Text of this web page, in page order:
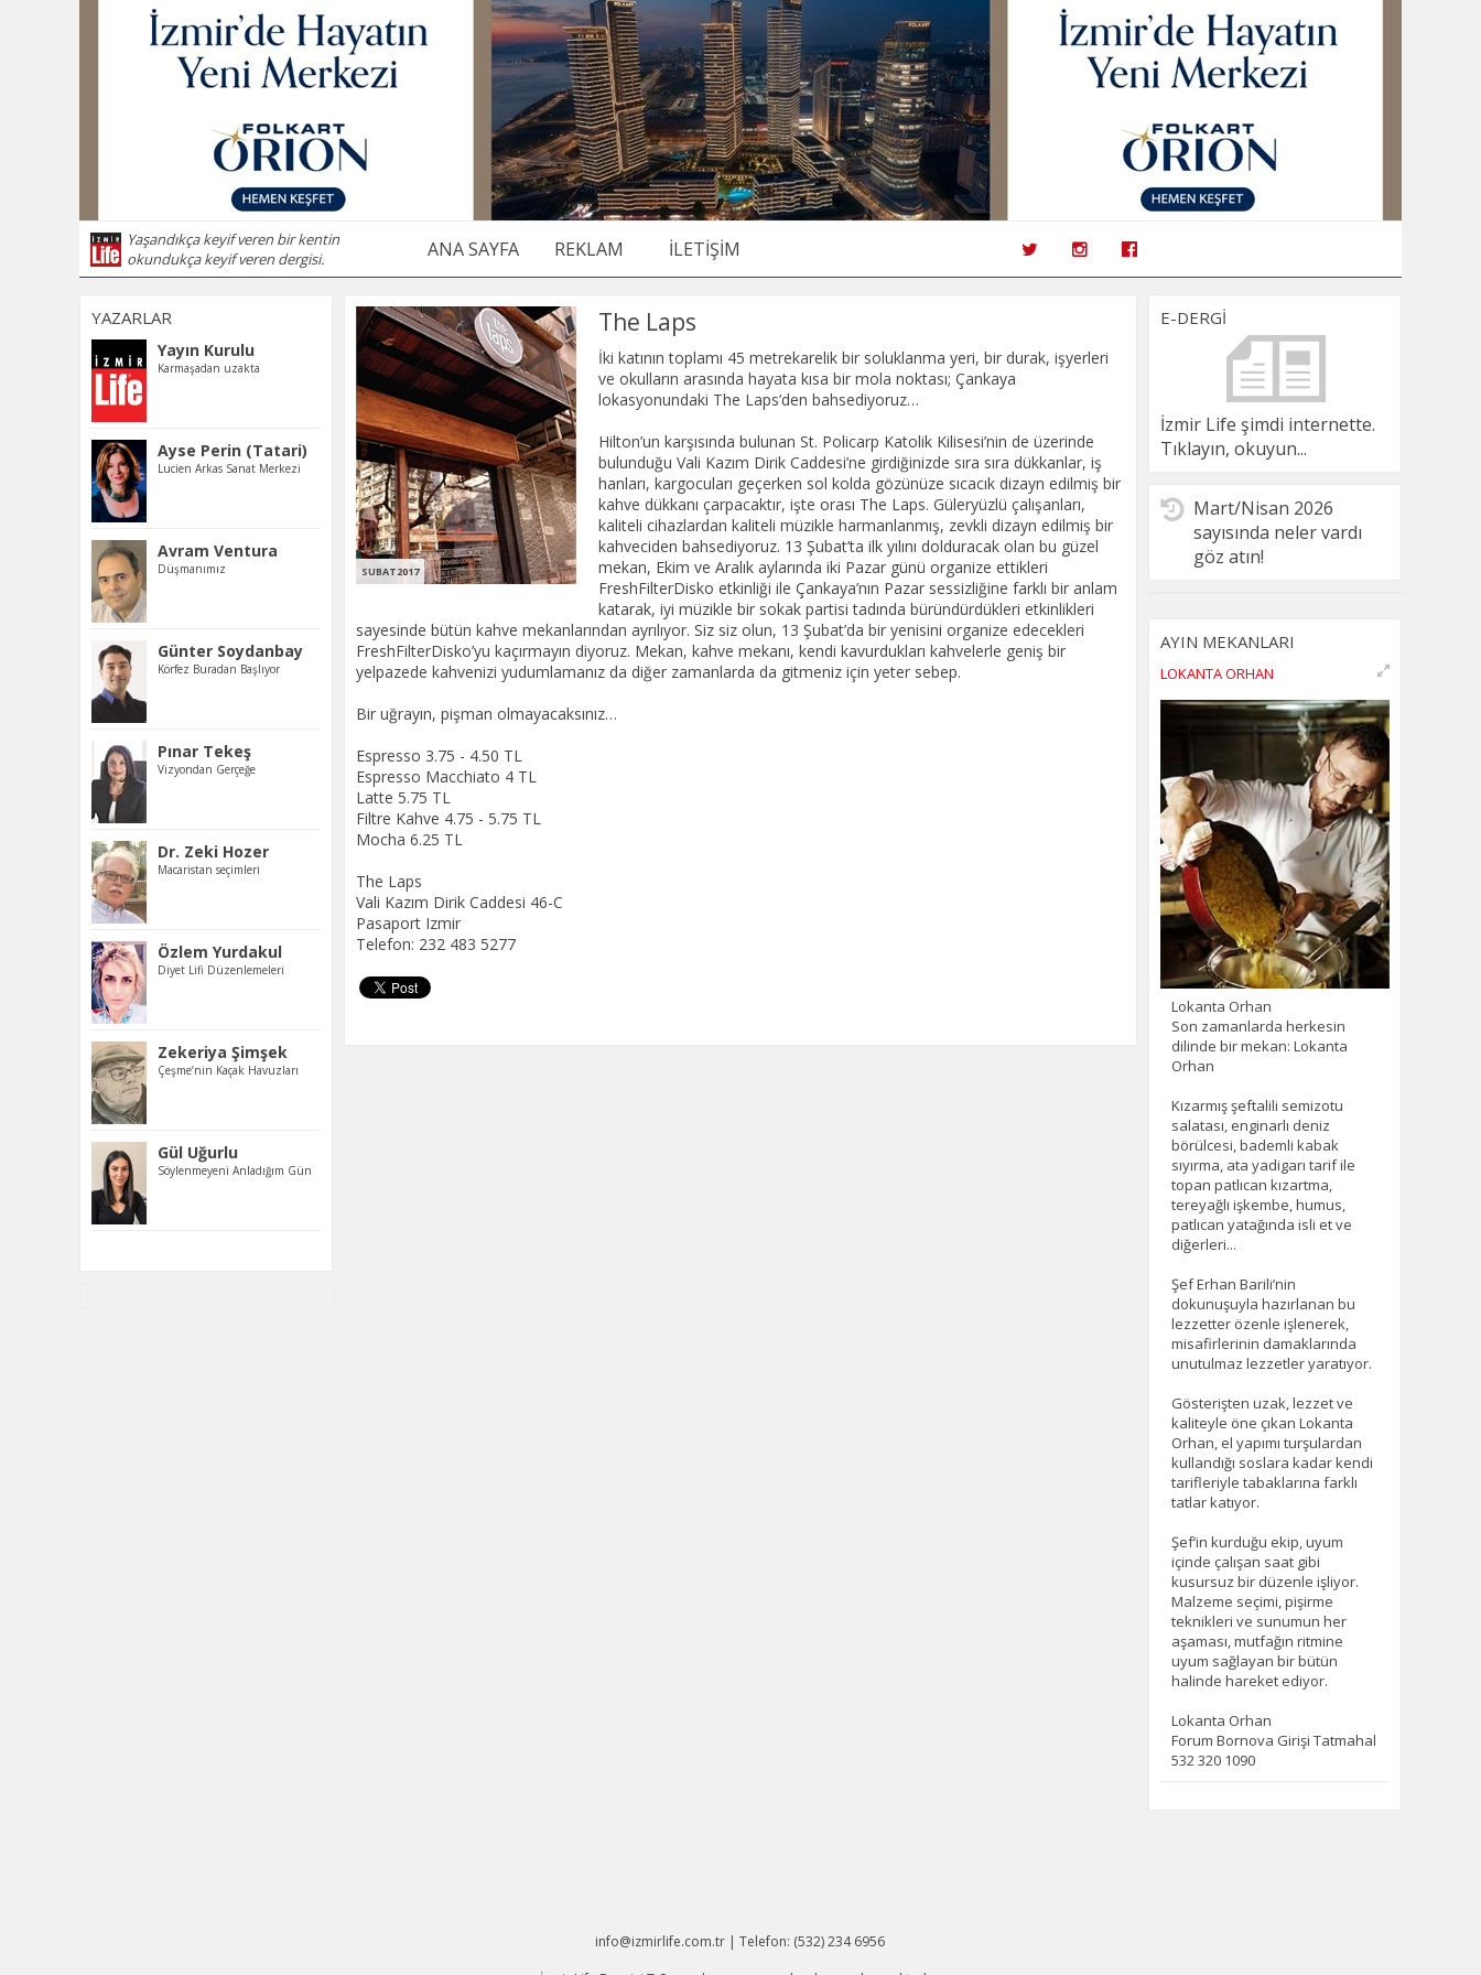
Yaşandıkça keyif veren bir kentin
okundukça keyif veren dergisi.
ANA SAYFA REKLAM İLETİŞİM
YAZARLAR
Yayın Kurulu
Karmaşadan uzakta
Ayse Perin (Tatari)
Lucien Arkas Sanat Merkezi
Avram Ventura
Düşmanımız
Günter Soydanbay
Körfez Buradan Başlıyor
Pınar Tekeş
Vizyondan Gerçeğe
Dr. Zeki Hozer
Macaristan seçimleri
Özlem Yurdakul
Diyet Lifi Düzenlemeleri
Zekeriya Şimşek
Çeşme’nin Kaçak Havuzları
Gül Uğurlu
Söylenmeyeni Anladığım Gün
SUBAT2017
The Laps
İki katının toplamı 45 metrekarelik bir soluklanma yeri, bir durak, işyerleri
ve okulların arasında hayata kısa bir mola noktası; Çankaya
lokasyonundaki The Laps’den bahsediyoruz…
Hilton’un karşısında bulunan St. Policarp Katolik Kilisesi’nin de üzerinde
bulunduğu Vali Kazım Dirik Caddesi’ne girdiğinizde sıra sıra dükkanlar, iş
hanları, kargocuları geçerken sol kolda gözünüze sıcacık dizayn edilmiş bir
kahve dükkanı çarpacaktır, işte orası The Laps. Güleryüzlü çalışanları,
kaliteli cihazlardan kaliteli müzikle harmanlanmış, zevkli dizayn edilmiş bir
kahveciden bahsediyoruz. 13 Şubat’ta ilk yılını dolduracak olan bu güzel
mekan, Ekim ve Aralık aylarında iki Pazar günü organize ettikleri
FreshFilterDisko etkinliği ile Çankaya’nın Pazar sessizliğine farklı bir anlam
katarak, iyi müzikle bir sokak partisi tadında büründürdükleri etkinlikleri
sayesinde bütün kahve mekanlarından ayrılıyor. Siz siz olun, 13 Şubat’da bir yenisini organize edecekleri
FreshFilterDisko’yu kaçırmayın diyoruz. Mekan, kahve mekanı, kendi kavurdukları kahvelerle geniş bir
yelpazede kahvenizi yudumlamanız da diğer zamanlarda da gitmeniz için yeter sebep.
Bir uğrayın, pişman olmayacaksınız…
Espresso 3.75 - 4.50 TL
Espresso Macchiato 4 TL
Latte 5.75 TL
Filtre Kahve 4.75 - 5.75 TL
Mocha 6.25 TL
The Laps
Vali Kazım Dirik Caddesi 46-C
Pasaport Izmir
Telefon: 232 483 5277
E-DERGİ
İzmir Life şimdi internette.
Tıklayın, okuyun...
Mart/Nisan 2026
sayısında neler vardı
göz atın!
AYIN MEKANLARI
LOKANTA ORHAN
Lokanta Orhan
Son zamanlarda herkesin
dilinde bir mekan: Lokanta
Orhan
Kızarmış şeftalili semizotu
salatası, enginarlı deniz
börülcesi, bademli kabak
sıyırma, ata yadigarı tarif ile
topan patlıcan kızartma,
tereyağlı işkembe, humus,
patlıcan yatağında isli et ve
diğerleri...
Şef Erhan Barili’nin
dokunuşuyla hazırlanan bu
lezzetter özenle işlenerek,
misafirlerinin damaklarında
unutulmaz lezzetler yaratıyor.
Gösterişten uzak, lezzet ve
kaliteyle öne çıkan Lokanta
Orhan, el yapımı turşulardan
kullandığı soslara kadar kendi
tarifleriyle tabaklarına farklı
tatlar katıyor.
Şef’in kurduğu ekip, uyum
içinde çalışan saat gibi
kusursuz bir düzenle işliyor.
Malzeme seçimi, pişirme
teknikleri ve sunumun her
aşaması, mutfağın ritmine
uyum sağlayan bir bütün
halinde hareket ediyor.
Lokanta Orhan
Forum Bornova Girişi Tatmahal
info@izmirlife.com.tr | Telefon: (532) 234 6956